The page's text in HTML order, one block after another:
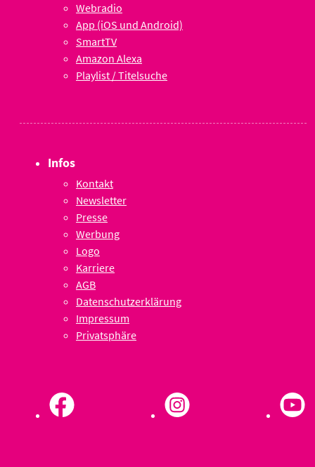
Webradio
App (iOS und Android)
SmartTV
Amazon Alexa
Playlist / Titelsuche
Infos
Kontakt
Newsletter
Presse
Werbung
Logo
Karriere
AGB
Datenschutzerklärung
Impressum
Privatsphäre